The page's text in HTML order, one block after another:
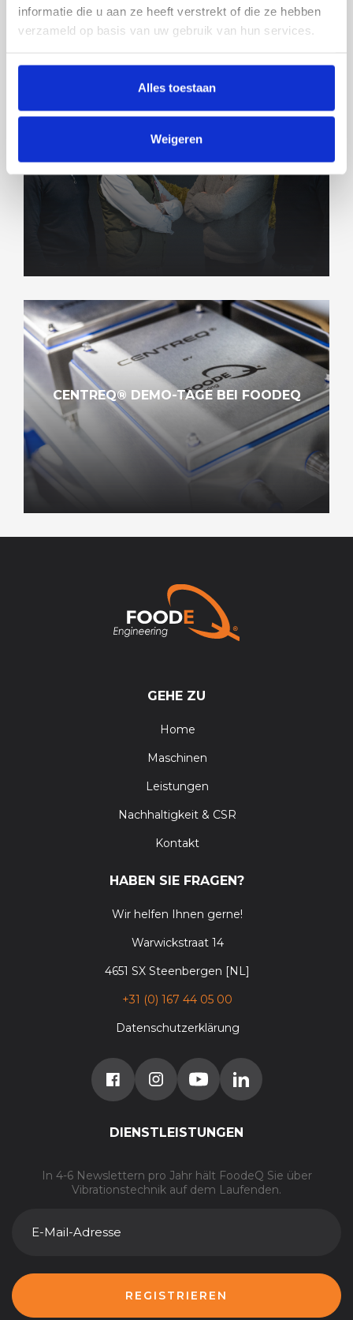
informatie die u aan ze heeft verstrekt of die ze hebben
verzameld op basis van uw gebruik van hun services.
Alles toestaan
Weigeren
FOODEQ UND STICOMAX BÜNDELN IHRE
KRÄFTE
CENTREQ® DEMO-TAGE BEI FOODEQ
GEHE ZU
Home
Maschinen
Leistungen
Nachhaltigkeit & CSR
Kontakt
HABEN SIE FRAGEN?
Wir helfen Ihnen gerne!
Warwickstraat 14
4651 SX Steenbergen [NL]
+31 (0) 167 44 05 00
Datenschutzerklärung
DIENSTLEISTUNGEN
In 4-6 Newslettern pro Jahr hält FoodeQ Sie über
Vibrationstechnik auf dem Laufenden.